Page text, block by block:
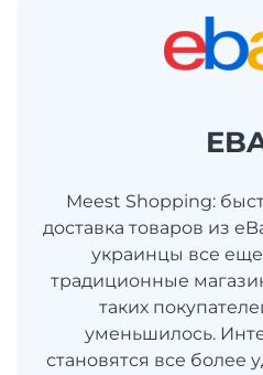
Meest Shopping:
доставка товаров из
украинцы все
традиционные
таких
уменьшилось.
становятся все более